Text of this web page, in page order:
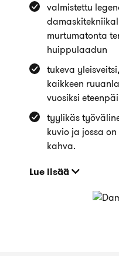
valmistettu
murtumatonta
huippulaadun
tukeva
kaikkeen
vuosiksi
tyylikäs
kuvio ja jossa
kahva.
Lue lisää